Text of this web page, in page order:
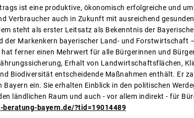
ist eine produktive, ökonomisch erfolgreiche und
Verbraucher auch in Zukunft mit ausreichend
steht als erster Leitsatz als Bekenntnis der
der Markenkern bayerischer Land- und Forstwirtschaft
ferner einen Mehrwert für alle Bürgerinnen und
Erhalt von Landwirtschaftsflächen,
Biodiversität entscheidende Maßnahmen enthält. Er
Bayern ein. Sie erhalten Einblick in den politischen
ländlichen Raum und auch - vor allem indirekt - für
bayern.de/?tid=19014489